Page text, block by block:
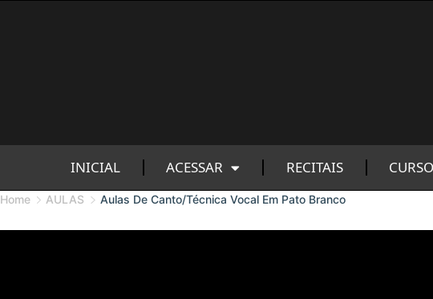
INICIAL ACESSAR RECITAIS
Home AULAS Aulas De Canto/Técnica Vocal Em Pato Branco